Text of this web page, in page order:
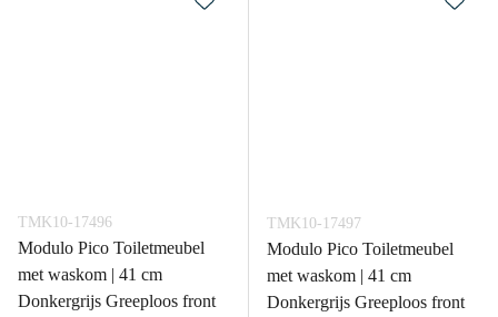
TMK10-17496
Modulo Pico Toiletmeubel
met waskom | 41 cm
Donkergrijs Greeploos front
TMK10-17497
Modulo Pico Toiletmeubel
met waskom | 41 cm
Donkergrijs Greeploos front